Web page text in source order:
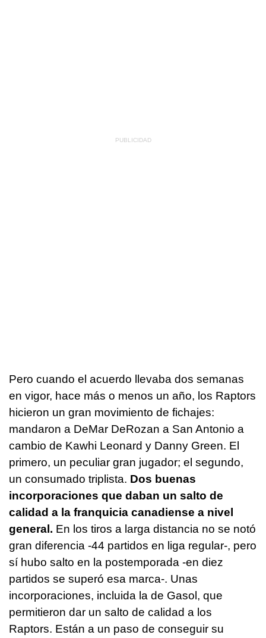
Pero cuando el acuerdo llevaba dos semanas
en vigor, hace más o menos un año, los Raptors
hicieron un gran movimiento de fichajes:
mandaron a DeMar DeRozan a San Antonio a
cambio de Kawhi Leonard y Danny Green. El
primero, un peculiar gran jugador; el segundo,
un consumado triplista. Dos buenas
incorporaciones que daban un salto de
calidad a la franquicia canadiense a nivel
general. En los tiros a larga distancia no se notó
gran diferencia -44 partidos en liga regular-, pero
sí hubo salto en la postemporada -en diez
partidos se superó esa marca-. Unas
incorporaciones, incluida la de Gasol, que
permitieron dar un salto de calidad a los
Raptors. Están a un paso de conseguir su